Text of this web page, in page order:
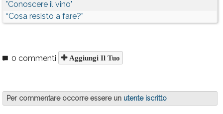
"Conoscere il vino"
“Cosa resisto a fare?”
0 commenti Aggiungi Il Tuo
Per commentare occorre essere un utente iscritto